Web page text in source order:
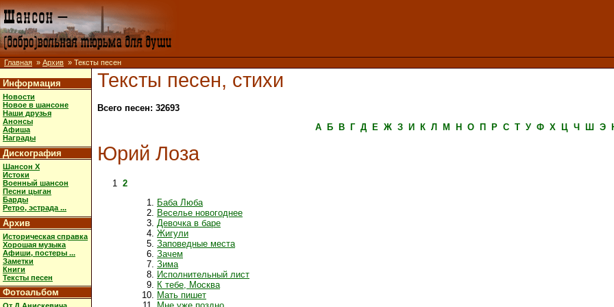
Главная » Архив » Тексты песен
Информация
Новости
Новое в шансоне
Наши друзья
Анонсы
Афиша
Награды
Дискография
Шансон X
Истоки
Военный шансон
Песни цыган
Барды
Ретро, эстрада ...
Архив
Историческая справка
Хорошая музыка
Афиши, постеры ...
Заметки
Книги
Тексты песен
Фотоальбом
Тексты песен, стихи
Всего песен: 32693
А
Б В Г Д Е Ж З И К Л М Н О П Р С Т У Ф Х Ц Ч Ш Э
Юрий Лоза
1 2
Баба Люба
Веселье новогоднее
Девочка в баре
Жигули
Заповедные места
Зачем
Зима
Исполнительный лист
К тебе, Москва
Мать пишет